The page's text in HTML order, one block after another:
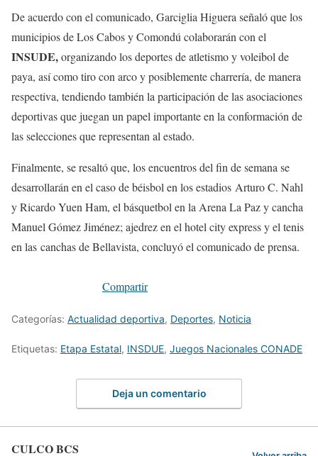
De acuerdo con el comunicado, Garciglia Higuera señaló que los
municipios de Los Cabos y Comondú colaborarán con el
INSUDE,organizando los deportes de atletismo y voleibol de
paya, así como tiro con arco y posiblemente charrería, de manera
respectiva, tendiendo también la participación de las asociaciones
deportivas que juegan un papel importante en la conformación de
las selecciones que representan al estado.
Finalmente, se resaltó que, los encuentros del fin de semana se
desarrollarán en el caso de béisbol en los estadios Arturo C. Nahl
y Ricardo Yuen Ham, el básquetbol en la Arena La Paz y cancha
Manuel Gómez Jiménez; ajedrez en el hotel city express y el tenis
en las canchas de Bellavista, concluyó el comunicado de prensa.
Compartir
Categorías: Actualidad deportiva, Deportes, Noticia
Etiquetas: Etapa Estatal, INSDUE, Juegos Nacionales CONADE
Deja un comentario
CULCO BCS